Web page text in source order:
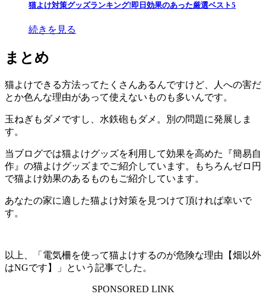
猫よけ対策グッズランキング!即日効果のあった厳選ベスト5
続きを見る
まとめ
猫よけできる方法ってたくさんあるんですけど、人への害だ
とか色んな理由があって使えないものも多いんです。
玉ねぎもダメですし、水鉄砲もダメ。別の問題に発展しま
す。
当ブログでは猫よけグッズを利用して効果を高めた『簡易自
作』の猫よけグッズまでご紹介しています。もちろんゼロ円
で猫よけ効果のあるものもご紹介しています。
あなたの家に適した猫よけ対策を見つけて頂ければ幸いで
す。
以上、「電気柵を使って猫よけするのが危険な理由【畑以外
はNGです】」という記事でした。
SPONSORED LINK